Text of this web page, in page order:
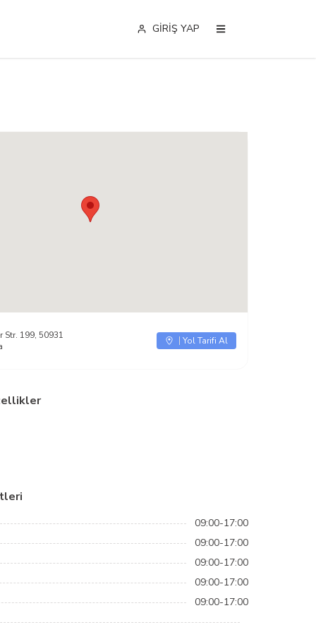
GİRİŞ YAP
Str. 199, 50931
Yol Tarifi Al
09:00-17:00
09:00-17:00
09:00-17:00
09:00-17:00
09:00-17:00